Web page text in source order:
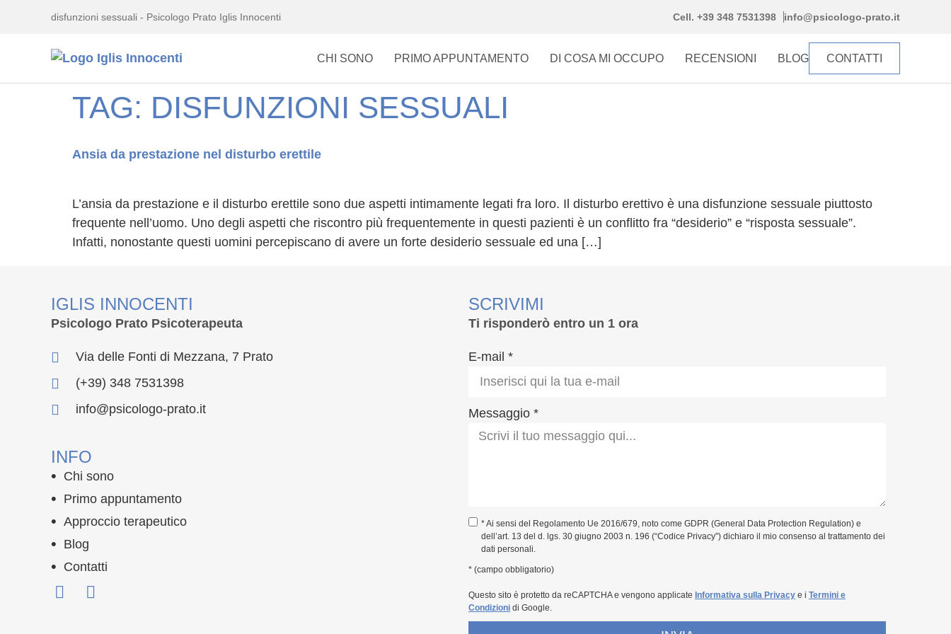
disfunzioni sessuali - Psicologo Prato Iglis Innocenti Cell. +39 348 7531398 info@psicologo-prato.it
CHI SONO PRIMO APPUNTAMENTO DI COSA MI OCCUPO RECENSIONI BLOG CONTATTI
TAG: DISFUNZIONI SESSUALI
Ansia da prestazione nel disturbo erettile
L’ansia da prestazione e il disturbo erettile sono due aspetti intimamente legati fra loro. Il disturbo erettivo è una disfunzione sessuale piuttosto
frequente nell’uomo. Uno degli aspetti che riscontro più frequentemente in questi pazienti è un conflitto fra “desiderio” e “risposta sessuale”.
Infatti, nonostante questi uomini percepiscano di avere un forte desiderio sessuale ed una […]
IGLIS INNOCENTI
Psicologo Prato Psicoterapeuta
Via delle Fonti di Mezzana, 7 Prato
(+39) 348 7531398
info@psicologo-prato.it
INFO
Chi sono
Primo appuntamento
Approccio terapeutico
Blog
Contatti
SCRIVIMI
Ti risponderò entro un 1 ora
E-mail *
Messaggio *
* Ai sensi del Regolamento Ue 2016/679, noto come GDPR (General Data Protection Regulation) e
dell’art. 13 del d. lgs. 30 giugno 2003 n. 196 (“Codice Privacy”) dichiaro il mio consenso al trattamento dei
dati personali.
* (campo obbligatorio)
Questo sito è protetto da reCAPTCHA e vengono applicate Informativa sulla Privacy e i Termini e
Condizioni di Google.